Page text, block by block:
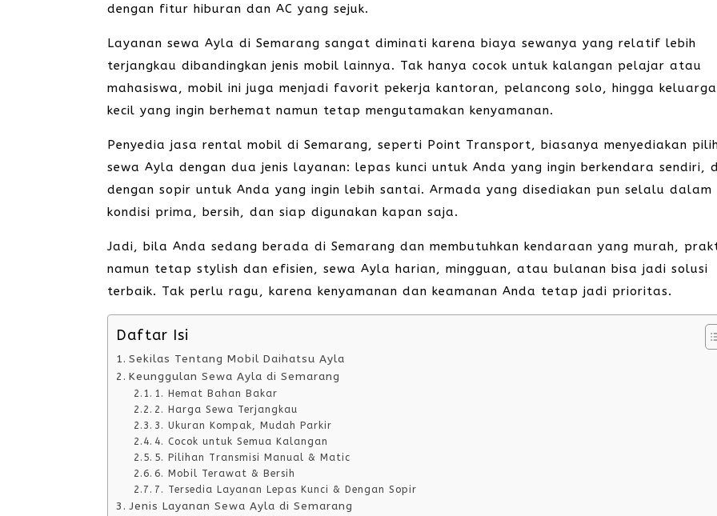
dengan fitur hiburan dan AC yang sejuk.
Layanan sewa Ayla di Semarang sangat diminati karena biaya sewanya yang relatif lebih
terjangkau dibandingkan jenis mobil lainnya. Tak hanya cocok untuk kalangan pelajar atau
mahasiswa, mobil ini juga menjadi favorit pekerja kantoran, pelancong solo, hingga keluarga
kecil yang ingin berhemat namun tetap mengutamakan kenyamanan.
Penyedia jasa rental mobil di Semarang, seperti Point Transport, biasanya menyediakan
sewa Ayla dengan dua jenis layanan: lepas kunci untuk Anda yang ingin berkendara sendiri,
dengan sopir untuk Anda yang ingin lebih santai. Armada yang disediakan pun selalu dalam
kondisi prima, bersih, dan siap digunakan kapan saja.
Jadi, bila Anda sedang berada di Semarang dan membutuhkan kendaraan yang murah,
namun tetap stylish dan efisien, sewa Ayla harian, mingguan, atau bulanan bisa jadi solusi
terbaik. Tak perlu ragu, karena kenyamanan dan keamanan Anda tetap jadi prioritas.
Daftar Isi
Sekilas Tentang Mobil Daihatsu Ayla
Keunggulan Sewa Ayla di Semarang
1. Hemat Bahan Bakar
2. Harga Sewa Terjangkau
3. Ukuran Kompak, Mudah Parkir
4. Cocok untuk Semua Kalangan
5. Pilihan Transmisi Manual & Matic
6. Mobil Terawat & Bersih
7. Tersedia Layanan Lepas Kunci & Dengan Sopir
Jenis Layanan Sewa Ayla di Semarang